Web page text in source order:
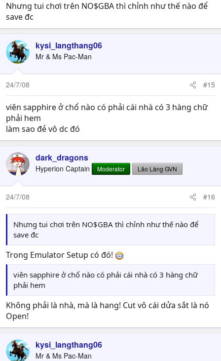
Nhưng tui chơi trên NO$GBA thì chỉnh như thế nào để
save đc
kysi_langthang06
Mr & Ms Pac-Man
24/7/08 #15
viên sapphire ở chổ nào có phải cái nhà có 3 hàng chữ
phải hem
làm sao đẻ vô dc đó
dark_dragons
Hyperion Captain Moderator Lão Làng GVN
24/7/08 #16
Nhưng tui chơi trên NO$GBA thì chỉnh như thế nào để
save đc
Trong Emulator Setup có đó!
viên sapphire ở chổ nào có phải cái nhà có 3 hàng chữ
phải hem
Không phải là nhà, mà là hang! Cut vô cái dửa sắt là nó
Open!
kysi_langthang06
Mr & Ms Pac-Man